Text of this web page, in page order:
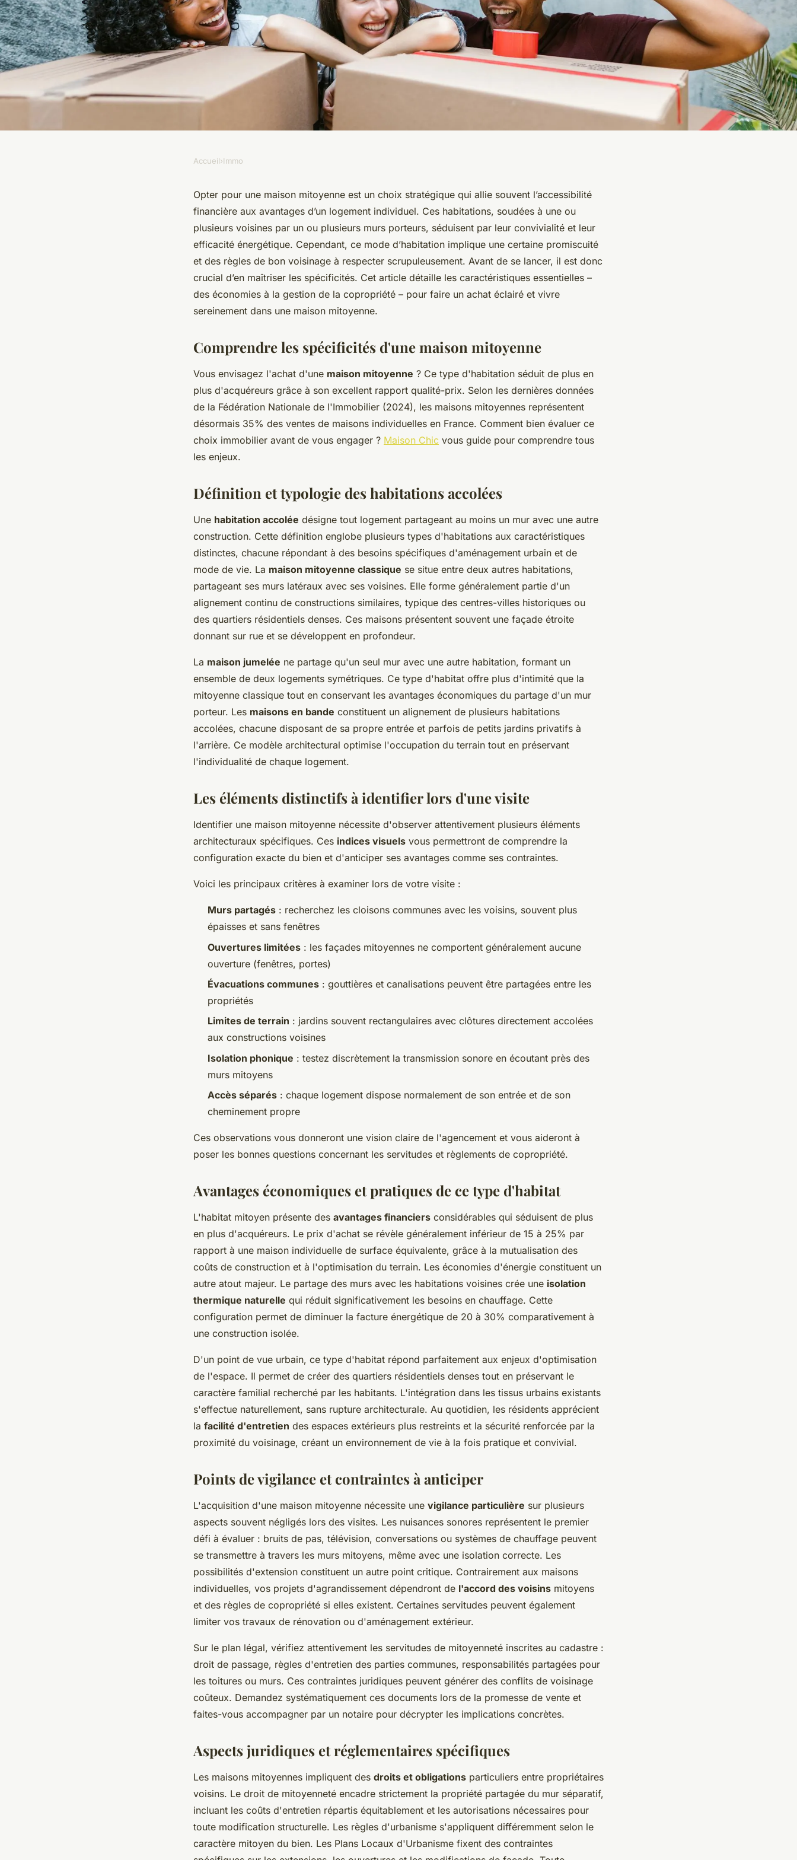
Les caractéristiques à connaître des
maisons mitoyennes
Accueil›Immo
Opter pour une maison mitoyenne est un choix stratégique qui allie souvent l’accessibilité
financière aux avantages d’un logement individuel. Ces habitations, soudées à une ou
plusieurs voisines par un ou plusieurs murs porteurs, séduisent par leur convivialité et leur
efficacité énergétique. Cependant, ce mode d’habitation implique une certaine promiscuité
et des règles de bon voisinage à respecter scrupuleusement. Avant de se lancer, il est donc
crucial d’en maîtriser les spécificités. Cet article détaille les caractéristiques essentielles –
des économies à la gestion de la copropriété – pour faire un achat éclairé et vivre
sereinement dans une maison mitoyenne.
Comprendre les spécificités d'une maison mitoyenne
Vous envisagez l'achat d'une maison mitoyenne ? Ce type d'habitation séduit de plus en
plus d'acquéreurs grâce à son excellent rapport qualité-prix. Selon les dernières données
de la Fédération Nationale de l'Immobilier (2024), les maisons mitoyennes représentent
désormais 35% des ventes de maisons individuelles en France. Comment bien évaluer ce
choix immobilier avant de vous engager ? Maison Chic vous guide pour comprendre tous
les enjeux.
Définition et typologie des habitations accolées
Une habitation accolée désigne tout logement partageant au moins un mur avec une autre
construction. Cette définition englobe plusieurs types d'habitations aux caractéristiques
distinctes, chacune répondant à des besoins spécifiques d'aménagement urbain et de
mode de vie. La maison mitoyenne classique se situe entre deux autres habitations,
partageant ses murs latéraux avec ses voisines. Elle forme généralement partie d'un
alignement continu de constructions similaires, typique des centres-villes historiques ou
des quartiers résidentiels denses. Ces maisons présentent souvent une façade étroite
donnant sur rue et se développent en profondeur.
La maison jumelée ne partage qu'un seul mur avec une autre habitation, formant un
ensemble de deux logements symétriques. Ce type d'habitat offre plus d'intimité que la
mitoyenne classique tout en conservant les avantages économiques du partage d'un mur
porteur. Les maisons en bande constituent un alignement de plusieurs habitations
accolées, chacune disposant de sa propre entrée et parfois de petits jardins privatifs à
l'arrière. Ce modèle architectural optimise l'occupation du terrain tout en préservant
l'individualité de chaque logement.
Les éléments distinctifs à identifier lors d'une visite
Identifier une maison mitoyenne nécessite d'observer attentivement plusieurs éléments
architecturaux spécifiques. Ces indices visuels vous permettront de comprendre la
configuration exacte du bien et d'anticiper ses avantages comme ses contraintes.
Voici les principaux critères à examiner lors de votre visite :
Murs partagés : recherchez les cloisons communes avec les voisins, souvent plus
épaisses et sans fenêtres
Ouvertures limitées : les façades mitoyennes ne comportent généralement aucune
ouverture (fenêtres, portes)
Évacuations communes : gouttières et canalisations peuvent être partagées entre les
propriétés
Limites de terrain : jardins souvent rectangulaires avec clôtures directement accolées
aux constructions voisines
Isolation phonique : testez discrètement la transmission sonore en écoutant près des
murs mitoyens
Accès séparés : chaque logement dispose normalement de son entrée et de son
cheminement propre
Ces observations vous donneront une vision claire de l'agencement et vous aideront à
poser les bonnes questions concernant les servitudes et règlements de copropriété.
Avantages économiques et pratiques de ce type d'habitat
L'habitat mitoyen présente des avantages financiers considérables qui séduisent de plus
en plus d'acquéreurs. Le prix d'achat se révèle généralement inférieur de 15 à 25% par
rapport à une maison individuelle de surface équivalente, grâce à la mutualisation des
coûts de construction et à l'optimisation du terrain. Les économies d'énergie constituent un
autre atout majeur. Le partage des murs avec les habitations voisines crée une isolation
thermique naturelle qui réduit significativement les besoins en chauffage. Cette
configuration permet de diminuer la facture énergétique de 20 à 30% comparativement à
une construction isolée.
D'un point de vue urbain, ce type d'habitat répond parfaitement aux enjeux d'optimisation
de l'espace. Il permet de créer des quartiers résidentiels denses tout en préservant le
caractère familial recherché par les habitants. L'intégration dans les tissus urbains existants
s'effectue naturellement, sans rupture architecturale. Au quotidien, les résidents apprécient
la facilité d'entretien des espaces extérieurs plus restreints et la sécurité renforcée par la
proximité du voisinage, créant un environnement de vie à la fois pratique et convivial.
Points de vigilance et contraintes à anticiper
L'acquisition d'une maison mitoyenne nécessite une vigilance particulière sur plusieurs
aspects souvent négligés lors des visites. Les nuisances sonores représentent le premier
défi à évaluer : bruits de pas, télévision, conversations ou systèmes de chauffage peuvent
se transmettre à travers les murs mitoyens, même avec une isolation correcte. Les
possibilités d'extension constituent un autre point critique. Contrairement aux maisons
individuelles, vos projets d'agrandissement dépendront de l'accord des voisins mitoyens
et des règles de copropriété si elles existent. Certaines servitudes peuvent également
limiter vos travaux de rénovation ou d'aménagement extérieur.
Sur le plan légal, vérifiez attentivement les servitudes de mitoyenneté inscrites au cadastre :
droit de passage, règles d'entretien des parties communes, responsabilités partagées pour
les toitures ou murs. Ces contraintes juridiques peuvent générer des conflits de voisinage
coûteux. Demandez systématiquement ces documents lors de la promesse de vente et
faites-vous accompagner par un notaire pour décrypter les implications concrètes.
Aspects juridiques et réglementaires spécifiques
Les maisons mitoyennes impliquent des droits et obligations particuliers entre propriétaires
voisins. Le droit de mitoyenneté encadre strictement la propriété partagée du mur séparatif,
incluant les coûts d'entretien répartis équitablement et les autorisations nécessaires pour
toute modification structurelle. Les règles d'urbanisme s'appliquent différemment selon le
caractère mitoyen du bien. Les Plans Locaux d'Urbanisme fixent des contraintes